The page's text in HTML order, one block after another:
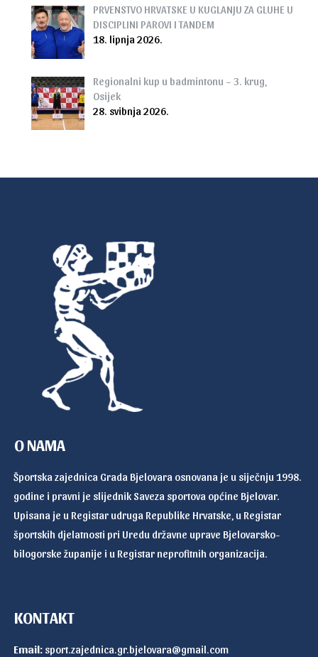
PRVENSTVO HRVATSKE U KUGLANJU ZA GLUHE U
DISCIPLINI PAROVI I TANDEM
18. lipnja 2026.
Regionalni kup u badmintonu – 3. krug,
Osijek
28. svibnja 2026.
O NAMA
Športska zajednica Grada Bjelovara osnovana je u siječnju 1998.
godine i pravni je slijednik Saveza sportova općine Bjelovar.
Upisana je u Registar udruga Republike Hrvatske, u Registar
športskih djelatnosti pri Uredu državne uprave Bjelovarsko-
bilogorske županije i u Registar neprofitnih organizacija.
KONTAKT
Email: sport.zajednica.gr.bjelovara@gmail.com